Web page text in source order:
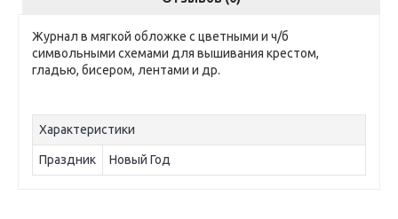
Журнал в мягкой обложке с цветными и ч/б
символьными схемами для вышивания крестом,
гладью, бисером, лентами и др.
Характеристики
Праздник Новый Год